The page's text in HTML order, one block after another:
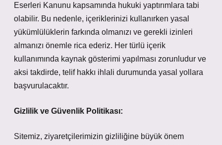
Eserleri Kanunu kapsamında hukuki yaptırımlara tabi
olabilir. Bu nedenle, içeriklerinizi kullanırken yasal
yükümlülüklerin farkında olmanızı ve gerekli izinleri
almanızı önemle rica ederiz. Her türlü içerik
kullanımında kaynak gösterimi yapılması zorunludur ve
aksi takdirde, telif hakkı ihlali durumunda yasal yollara
başvurulacaktır.
Gizlilik ve Güvenlik Politikası:
Sitemiz, ziyaretçilerimizin gizliliğine büyük önem